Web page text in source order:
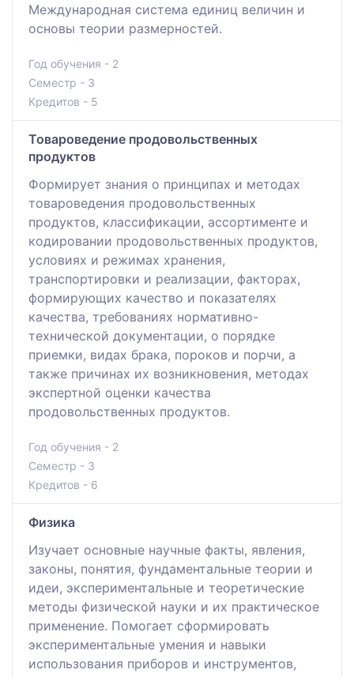
Международная система единиц величин и
основы теории размерностей.
Год обучения - 2
Семестр - 3
Кредитов - 5
Товароведение продовольственных
продуктов
Формирует знания о принципах и методах
товароведения продовольственных
продуктов, классификации, ассортименте и
кодировании продовольственных продуктов,
условиях и режимах хранения,
транспортировки и реализации, факторах,
формирующих качество и показателях
качества, требованиях нормативно-
технической документации, о порядке
приемки, видах брака, пороков и порчи, а
также причинах их возникновения, методах
экспертной оценки качества
продовольственных продуктов.
Год обучения - 2
Семестр - 3
Кредитов - 6
Физика
Изучает основные научные факты, явления,
законы, понятия, фундаментальные теории и
идеи, экспериментальные и теоретические
методы физической науки и их практическое
применение. Помогает сформировать
экспериментальные умения и навыки
использования приборов и инструментов,